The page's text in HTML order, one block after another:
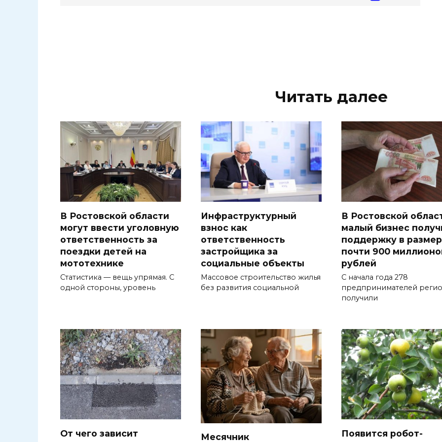
Читать далее
В Ростовской области
могут ввести уголовную
ответственность за
поездки детей на
мототехнике
Статистика — вещь упрямая. С
одной стороны, уровень
Инфраструктурный
взнос как
ответственность
застройщика за
социальные объекты
Массовое строительство жилья
без развития социальной
В Ростовской
малый бизнес
поддержку в
почти 900
рублей
С начала года 278
предпринимателей
получили
От чего зависит
Месячник
Появится робот-